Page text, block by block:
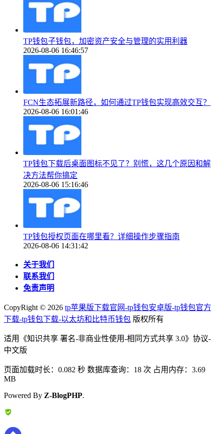
TP钱包子钱包，加密资产安全与管理的实用利器
2026-08-06 16:46:57
FCN生态拓展新路径，如何通过TP钱包实现高效交互？
2026-08-06 16:01:46
TP钱包下载后桌面图标不见了？别慌，这几个原因和解
决方法帮你搞定
2026-08-06 15:16:46
TP钱包授权页面在哪里看？详细操作步骤指南
2026-08-06 14:31:42
关于我们
联系我们
免责声明
CopyRight © 2026 tp苹果版下载官网-tp钱包安卓版-tp钱包官方
下载-tp钱包下载-以太坊和比特币钱包 版权所有
适用《知识共享 署名-非商业性使用-相同方式共享 3.0》协议-
中文版
页面加载时长：0.082 秒 数据库查询：18 次 占用内存：3.69
MB
Powered By Z-BlogPHP.